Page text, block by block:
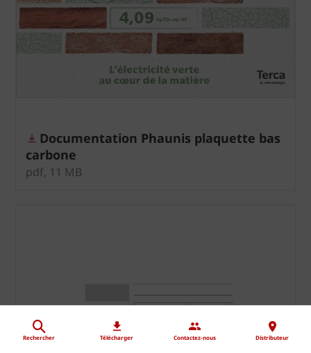
Documentation Phaunis plaquette bas
carbone
pdf, 11 MB
Rechercher Télécharger Contactez-nous Distributeur